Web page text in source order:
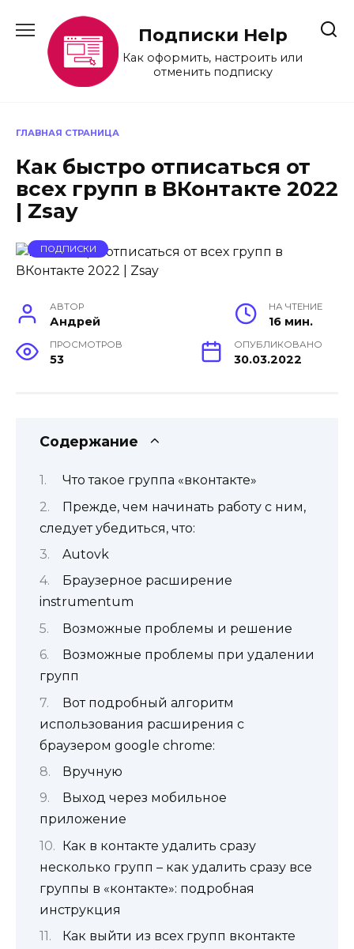
содержанию
Подписки Help
Как оформить, настроить или
отменить подписку
ГЛАВНАЯ СТРАНИЦА
Как быстро отписаться от
всех групп в ВКонтакте 2022
| Zsay
ПОДПИСКИ
АВТОР
Андрей
НА ЧТЕНИЕ
16 мин.
ПРОСМОТРОВ
53
ОПУБЛИКОВАНО
30.03.2022
Содержание
Что такое группа «вконтакте»
Прежде, чем начинать работу с ним,
следует убедиться, что:
Autovk
Браузерное расширение
instrumentum
Возможные проблемы и решение
Возможные проблемы при удалении
групп
Вот подробный алгоритм
использования расширения с
браузером google chrome:
Вручную
Выход через мобильное
приложение
Как в контакте удалить сразу
несколько групп – как удалить сразу все
группы в «контакте»: подробная
инструкция
Как выйти из всех групп вконтакте